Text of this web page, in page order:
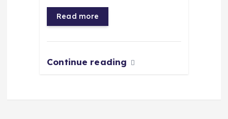
o
o
p
p m er
Read more
Continue reading